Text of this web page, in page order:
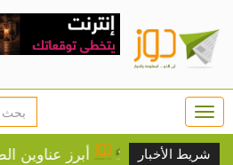
شريط الأخبار
تياسير أبرز عناوين